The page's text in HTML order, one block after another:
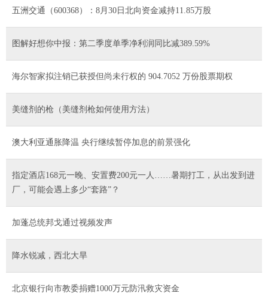
五洲交通（600368）：8月30日北向资金减持11.85万股
图解好想你中报：第二季度单季净利润同比减389.59%
海尔智家拟注销已获授但尚未行权的 904.7052 万份股票期权
美缝剂的枪（美缝剂枪如何使用方法）
澳大利亚通胀降温 央行继续暂停加息的前景强化
指定酒店168元一晚、安置费200元一人……暑期打工，从出发到进
厂，可能会遇上多少“套路”？
加蓬总统邦戈通过视频发声
降水锐减，西北大旱
北京银行向市教委捐赠1000万元防汛救灾资金